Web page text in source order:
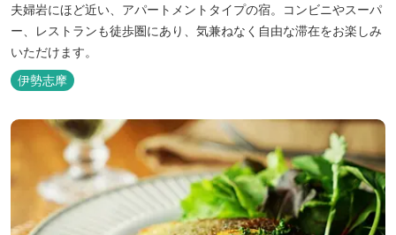
夫婦岩にほど近い、アパートメントタイプの宿。コンビニやスーパ
ー、レストランも徒歩圏にあり、気兼ねなく自由な滞在をお楽しみ
いただけます。
伊勢志摩